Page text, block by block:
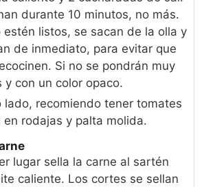
durante 10 minutos, no más.
estén listos, se sacan de la olla y
de inmediato, para evitar que
Si no se pondrán muy
y con un color opaco.
lado, recomiendo tener tomates
en rodajas y palta molida.
lugar sella la carne al sartén
caliente. Los cortes se sellan